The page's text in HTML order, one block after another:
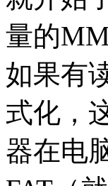
量的
如果有
式化，
器在电